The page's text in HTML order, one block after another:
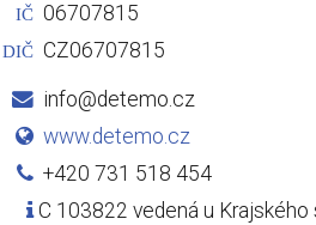
IČ 06707815
DIČ CZ06707815
info@detemo.cz
www.detemo.cz
+420 731 518 454
C 103822 vedená u Krajského